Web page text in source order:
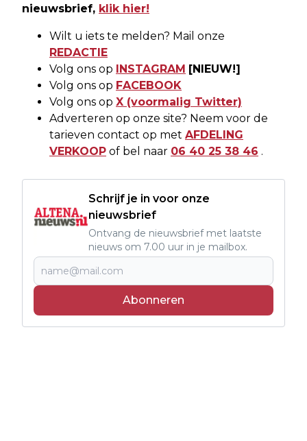
nieuwsbrief, klik hier!
Wilt u iets te melden? Mail onze
REDACTIE
Volg ons op
INSTAGRAM [NIEUW!]
Volg ons op FACEBOOK
Volg ons op X (voormalig Twitter)
Adverteren op onze site? Neem voor de
tarieven contact op met AFDELING
VERKOOP of bel naar 06 40 25 38 46 .
Schrijf je in voor onze
nieuwsbrief
Ontvang de nieuwsbrief met laatste
nieuws om 7.00 uur in je mailbox.
Abonneren